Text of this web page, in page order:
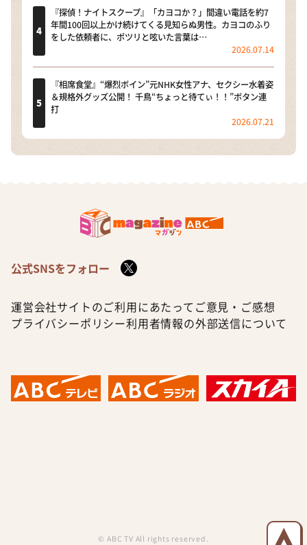
『探偵！ナイトスクープ』「カヨコか？」間違い電話を約7
年間100回以上かけ続けてくる見知らぬ男性。カヨコのふり
をした依頼者に、ポツリと呟いた言葉は…
2026.07.14
『相席食堂』“爆烈ボイン”元NHK女性アナ、セクシー水着姿
＆規格外グッズ公開！ 千鳥“ちょっと待てぃ！！”ボタン連
打
2026.07.21
公式SNSをフォロー
運営会社サイトのご利用にあたって ご意見・ご感想
プライバシーポリシー利用者情報の外部送信について
© ABC TV All rights reserved.